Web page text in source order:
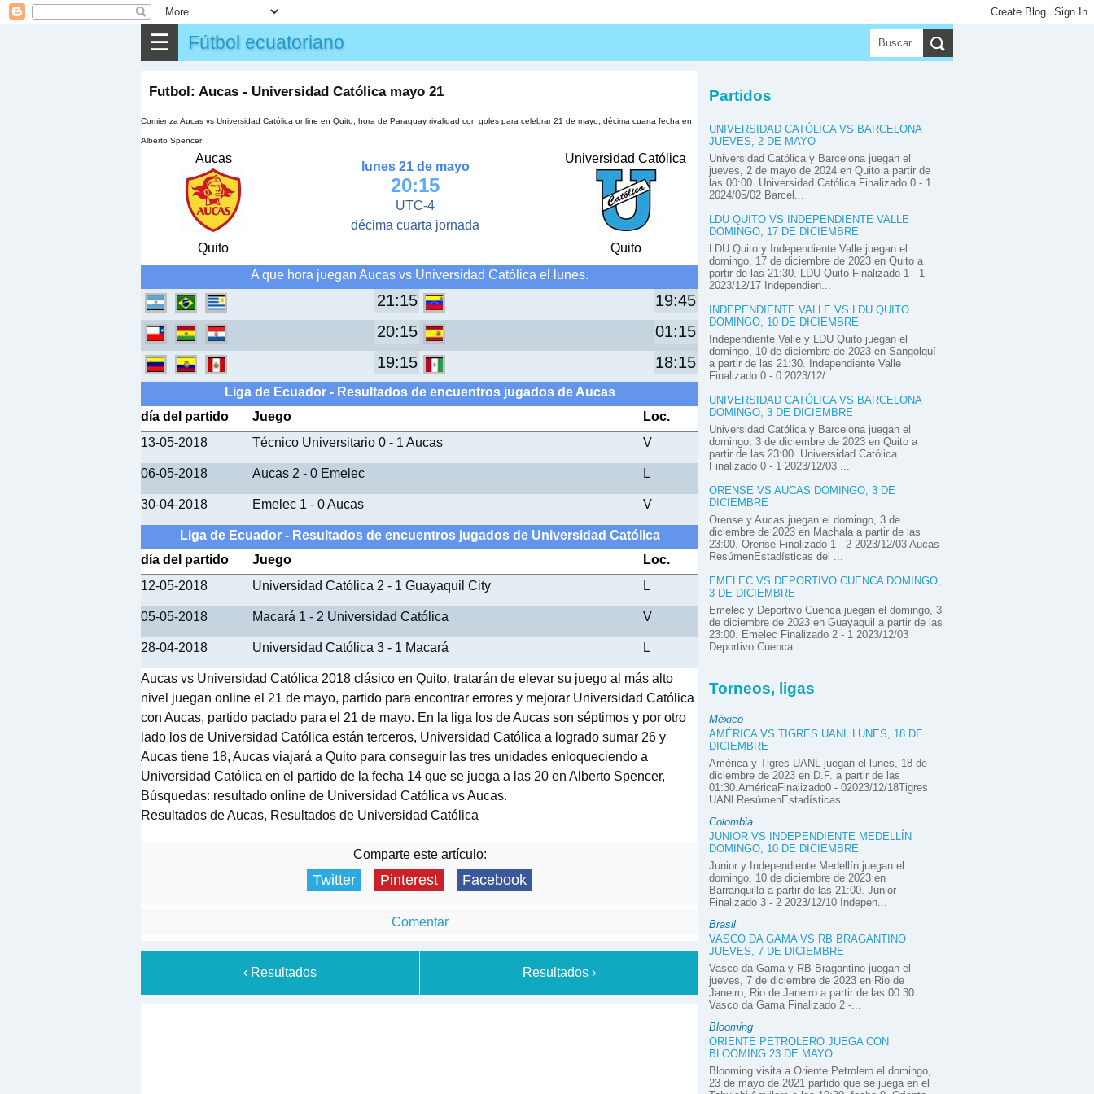
☰ Fútbol ecuatoriano
Futbol: Aucas - Universidad Católica mayo 21
Comienza Aucas vs Universidad Católica online en Quito, hora de Paraguay rivalidad con goles para celebrar 21 de mayo, décima cuarta fecha en
Alberto Spencer
Aucas
Quito
lunes 21 de mayo
20:15
UTC-4
décima cuarta jornada
Universidad Católica
Quito
A que hora juegan Aucas vs Universidad Católica el lunes.
21:15
19:45
20:15
01:15
19:15
18:15
Liga de Ecuador - Resultados de encuentros jugados de Aucas
día del partido
Juego
Loc.
13-05-2018
Técnico Universitario 0 - 1 Aucas V
06-05-2018 Aucas 2 - 0 Emelec L
30-04-2018 Emelec 1 - 0 Aucas V
Liga de Ecuador - Resultados de encuentros jugados de Universidad Católica
día del partido
Juego
Loc.
12-05-2018
Universidad Católica 2 - 1 Guayaquil City L
05-05-2018 Macará 1 - 2 Universidad Católica V
28-04-2018 Universidad Católica 3 - 1 Macará L
Aucas vs Universidad Católica 2018 clásico en Quito, tratarán de elevar su juego al más alto
nivel juegan online el 21 de mayo, partido para encontrar errores y mejorar Universidad Católica
con Aucas, partido pactado para el 21 de mayo. En la liga los de Aucas son séptimos y por otro
lado los de Universidad Católica están terceros, Universidad Católica a logrado sumar 26 y
Aucas tiene 18, Aucas viajará a Quito para conseguir las tres unidades enloqueciendo a
Universidad Católica en el partido de la fecha 14 que se juega a las 20 en Alberto Spencer,
Búsquedas: resultado online de Universidad Católica vs Aucas.
Resultados de Aucas, Resultados de Universidad Católica
Comparte este artículo:
Twitter Pinterest Facebook
Comentar
‹ Resultados Resultados ›
Partidos
UNIVERSIDAD CATÓLICA VS BARCELONA
JUEVES, 2 DE MAYO
Universidad Católica y Barcelona juegan el
jueves, 2 de mayo de 2024 en Quito a partir de
las 00:00. Universidad Católica Finalizado 0 - 1
2024/05/02 Barcel...
LDU QUITO VS INDEPENDIENTE VALLE
DOMINGO, 17 DE DICIEMBRE
LDU Quito y Independiente Valle juegan el
domingo, 17 de diciembre de 2023 en Quito a
partir de las 21:30. LDU Quito Finalizado 1 - 1
2023/12/17 Independien...
INDEPENDIENTE VALLE VS LDU QUITO
DOMINGO, 10 DE DICIEMBRE
Independiente Valle y LDU Quito juegan el
domingo, 10 de diciembre de 2023 en Sangolquí
a partir de las 21:30. Independiente Valle
Finalizado 0 - 0 2023/12/...
UNIVERSIDAD CATÓLICA VS BARCELONA
DOMINGO, 3 DE DICIEMBRE
Universidad Católica y Barcelona juegan el
domingo, 3 de diciembre de 2023 en Quito a
partir de las 23:00. Universidad Católica
Finalizado 0 - 1 2023/12/03 ...
ORENSE VS AUCAS DOMINGO, 3 DE
DICIEMBRE
Orense y Aucas juegan el domingo, 3 de
diciembre de 2023 en Machala a partir de las
23:00. Orense Finalizado 1 - 2 2023/12/03 Aucas
ResúmenEstadísticas del ...
EMELEC VS DEPORTIVO CUENCA DOMINGO,
3 DE DICIEMBRE
Emelec y Deportivo Cuenca juegan el domingo, 3
de diciembre de 2023 en Guayaquil a partir de las
23:00. Emelec Finalizado 2 - 1 2023/12/03
Deportivo Cuenca ...
Torneos, ligas
México
AMÉRICA VS TIGRES UANL LUNES, 18 DE
DICIEMBRE
América y Tigres UANL juegan el lunes, 18 de
diciembre de 2023 en D.F. a partir de las
01:30.AméricaFinalizado0 - 02023/12/18Tigres
UANLResúmenEstadísticas...
Colombia
JUNIOR VS INDEPENDIENTE MEDELLÍN
DOMINGO, 10 DE DICIEMBRE
Junior y Independiente Medellín juegan el
domingo, 10 de diciembre de 2023 en
Barranquilla a partir de las 21:00. Junior
Finalizado 3 - 2 2023/12/10 Indepen...
Brasil
VASCO DA GAMA VS RB BRAGANTINO
JUEVES, 7 DE DICIEMBRE
Vasco da Gama y RB Bragantino juegan el
jueves, 7 de diciembre de 2023 en Rio de
Janeiro, Rio de Janeiro a partir de las 00:30.
Vasco da Gama Finalizado 2 -...
Blooming
ORIENTE PETROLERO JUEGA CON
BLOOMING 23 DE MAYO
Blooming visita a Oriente Petrolero el domingo,
23 de mayo de 2021 partido que se juega en el
▶ Partidos
✎ Otros